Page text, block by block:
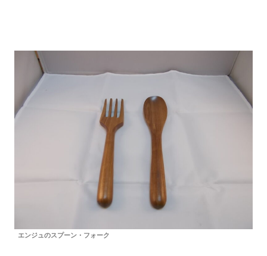
エンジュのスプーン・フォーク